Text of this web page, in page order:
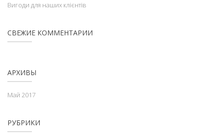
Вигоди для наших клієнтів
СВЕЖИЕ КОММЕНТАРИИ
АРХИВЫ
Май 2017
РУБРИКИ